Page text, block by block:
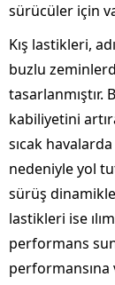
sürücüler için
Kış lastikleri,
buzlu
tasarlanmıştır.
kabiliyetini
sıcak
nedeniyle yol
sürüş
lastikleri ise
performans
performansına